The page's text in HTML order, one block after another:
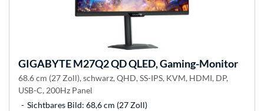
GIGABYTEM27Q2 QD QLED, Gaming-Monitor
68.6 cm (27 Zoll), schwarz, QHD, SS-IPS, KVM, HDMI, DP,
USB-C, 200Hz Panel
Sichtbares Bild: 68,6 cm (27 Zoll)